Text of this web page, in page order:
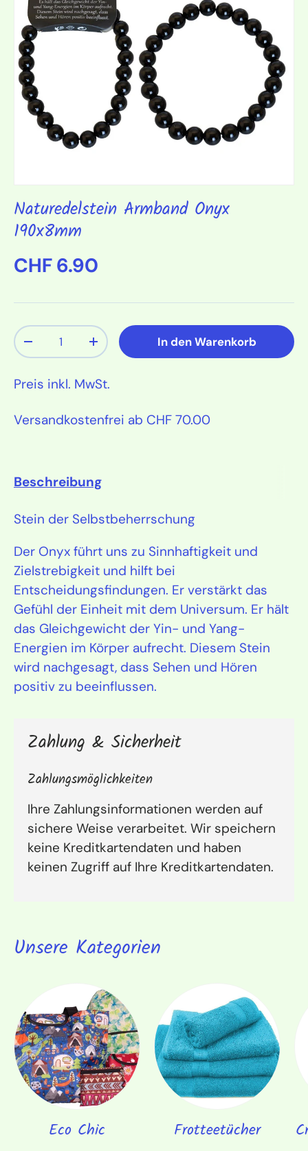
Naturedelstein Armband Onyx
190x8mm
Normaler Preis
CHF 6.90
Anzahl
Menge verringernMenge erhöhenIn den Warenkorb
Preis inkl. MwSt.
Versandkostenfrei ab CHF 70.00
Beschreibung
Stein der Selbstbeherrschung
Der Onyx führt uns zu Sinnhaftigkeit und
Zielstrebigkeit und hilft bei
Entscheidungsfindungen. Er verstärkt das
Gefühl der Einheit mit dem Universum. Er hält
das Gleichgewicht der Yin- und Yang-
Energien im Körper aufrecht. Diesem Stein
wird nachgesagt, dass Sehen und Hören
positiv zu beeinflussen.
Zahlung & Sicherheit
Zahlungsmöglichkeiten
Ihre Zahlungsinformationen werden auf
sichere Weise verarbeitet. Wir speichern
keine Kreditkartendaten und haben
keinen Zugriff auf Ihre Kreditkartendaten.
Unsere Kategorien
Eco Chic Frotteetücher